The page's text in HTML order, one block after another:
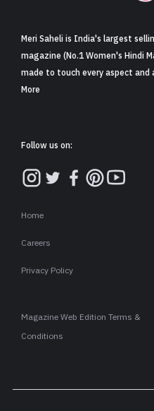
कुछ महीनों बाद
मोहल्ले पानी में
पहुंचा
विश्वविद्यालय में
पर
के शब्दों में बेचैनी थी.
सरकारी रिपोर्टों के आंकड़े."